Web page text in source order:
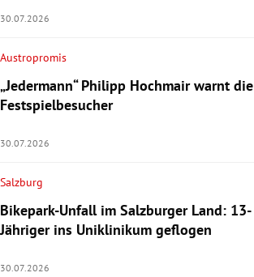
30.07.2026
Austropromis
„Jedermann“ Philipp Hochmair warnt die
Festspielbesucher
30.07.2026
Salzburg
Bikepark-Unfall im Salzburger Land: 13-
Jähriger ins Uniklinikum geflogen
30.07.2026